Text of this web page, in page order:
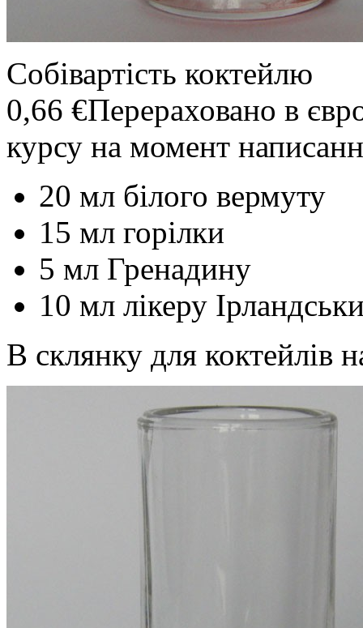
Собівартість коктейлю
0,66 €Перераховано в
курсу на момент
20 мл білого вермуту
15 мл горілки
5 мл Гренадину
10 мл лікеру
В склянку для коктейлів